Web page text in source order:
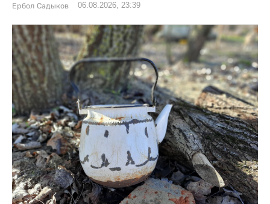
Ербол Садыков 06.08.2026, 23:39